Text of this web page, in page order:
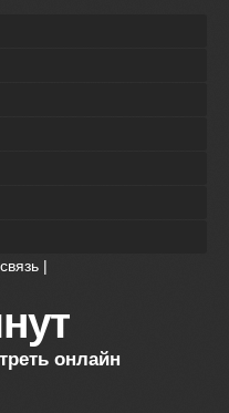
|
онлайн